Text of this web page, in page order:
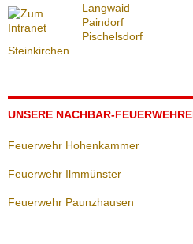
Langwaid
Paindorf
Pischelsdorf
Steinkirchen
UNSERE NACHBAR-
Feuerwehr Hohenkammer
Feuerwehr Ilmmünster
Feuerwehr Paunzhausen